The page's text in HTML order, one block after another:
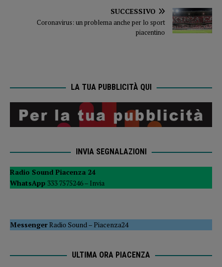
SUCCESSIVO
Coronavirus: un problema anche per lo sport
piacentino
LA TUA PUBBLICITÀ QUI
INVIA SEGNALAZIONI
Radio Sound Piacenza 24
WhatsApp 333 7575246 – Invia
MessengerRadio Sound–Piacenza24
ULTIMA ORA PIACENZA